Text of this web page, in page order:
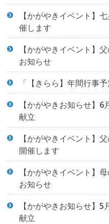
【かがやきイベント】
催します
【かがやきイベント】
お知らせ
「【きらら】年間行事予
【かがやきお知らせ】6
献立
【かがやきイベント】
開催します
【かがやきイベント】
お知らせ
【かがやきお知らせ】5
献立